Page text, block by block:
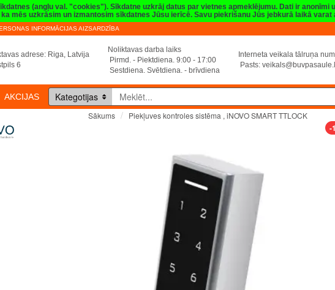
(angļu val. "cookies"). Sīkdatne uzkrāj datus par vietnes apmeklējumu. Dati ir
mēs uzkrāsim un izmantosim sīkdatnes Jūsu ierīcē. Savu piekrišanu Jūs jebkurā laikā
INFORMĀCIJAS AIZSARDZĪBA
adrese: Riga, Latvija
6
Noliktavas darba laiks
Pirmd. - Piektdiena. 9:00 - 17:00
Sestdiena. Svētdiena. - brīvdiena
Interneta veikala tālruņa
Pasts:
AKCIJAS Kategotijas
Sākums Piekļuves kontroles sistēma , iNOVO SMART TTLOCK
-